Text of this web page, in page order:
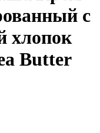
с
хлопок
Butter